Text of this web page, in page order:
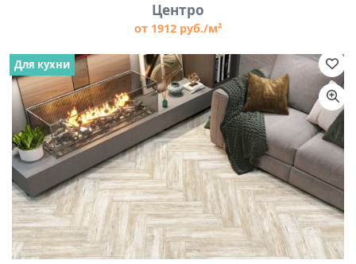
Центро
от 1912 руб./м²
Для кухни